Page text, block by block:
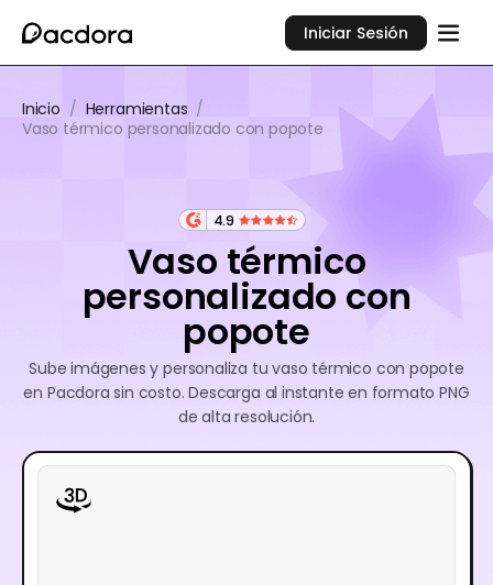
Iniciar Sesión
Inicio / Herramientas /
Vaso térmico personalizado con popote
4.9
Vaso térmico
personalizado con
popote
Sube imágenes y personaliza tu vaso térmico con popote
en Pacdora sin costo. Descarga al instante en formato PNG
de alta resolución.